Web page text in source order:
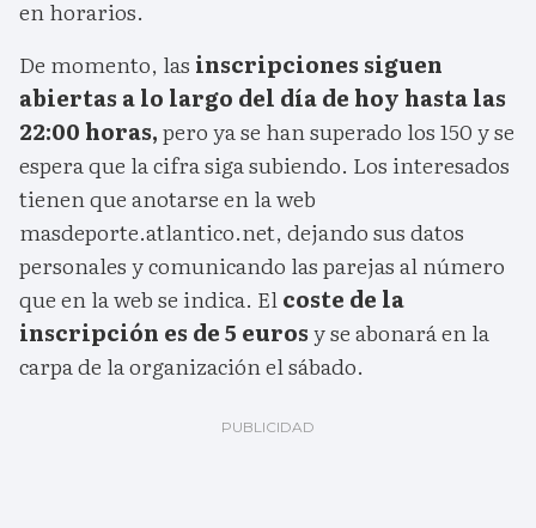
en horarios.
De momento, las inscripciones siguen
abiertas a lo largo del día de hoy hasta las
22:00 horas,pero ya se han superado los 150 y se
espera que la cifra siga subiendo. Los interesados
tienen que anotarse en la web
masdeporte.atlantico.net, dejando sus datos
personales y comunicando las parejas al número
que en la web se indica. Elcoste de la
inscripción es de 5 eurosy se abonará en la
carpa de la organización el sábado.